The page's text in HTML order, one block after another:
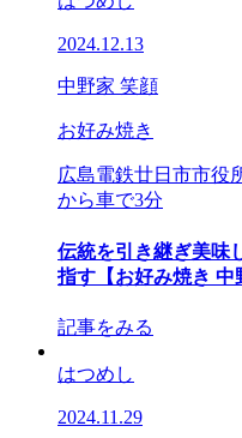
2024.12.13
中野家 笑顔
お好み焼き
広島電鉄廿日市市役
から車で3分
伝統を引き継ぎ美味
指す【お好み焼き 中
記事をみる
はつめし
2024.11.29